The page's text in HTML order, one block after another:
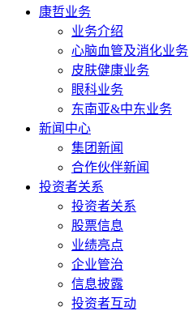
康哲业务
业务介绍
心脑血管及消化业务
皮肤健康业务
眼科业务
东南亚&中东业务
新闻中心
集团新闻
合作伙伴新闻
投资者关系
投资者关系
股票信息
业绩亮点
企业管治
信息披露
投资者互动